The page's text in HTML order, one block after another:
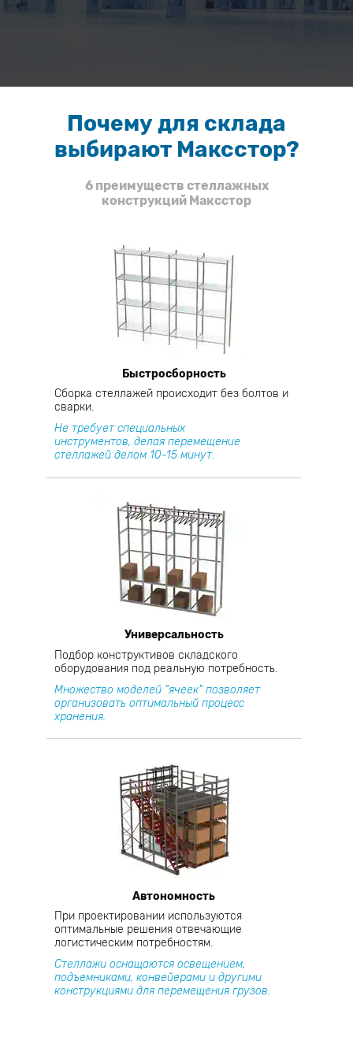
Почему для склада
выбирают Максстор?
6 преимуществ стеллажных
конструкций Максстор
Быстросборность
Сборка стеллажей происходит без болтов и
сварки.
Не требует специальных
инструментов, делая перемещение
стеллажей делом 10-15 минут.
Универсальность
Подбор конструктивов складского
оборудования под реальную потребность.
Множество моделей "ячеек" позволяет
организовать оптимальный процесс
хранения.
Автономность
При проектировании используются
оптимальные решения отвечающие
логистическим потребностям.
Стеллажи оснащаются освещением,
подъемниками, конвейерами и другими
конструкциями для перемещения грузов.